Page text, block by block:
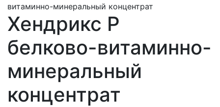
витаминно-минеральный концентрат
Хендрикс Р
белково-витаминно-
минеральный
концентрат